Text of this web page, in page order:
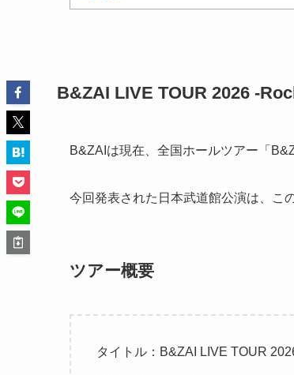
B&ZAI LIVE TOUR 2026 -
B&ZAIは現在、全国ホールツアー「
今回発表された日本武道館公演は、こ
ツアー概要
タイトル：B&ZAI LIVE TOUR